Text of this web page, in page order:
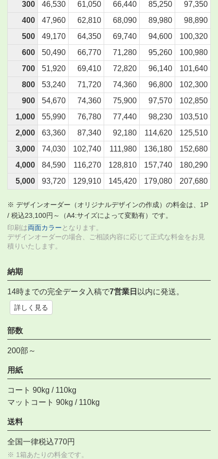
300 46,530 61,050 66,440 85,250
97,350
400
47,960 62,810 68,090 89,980
98,890
500
49,170 64,350 69,740 94,600
100,320
600
50,490 66,770 71,280 95,260
100,980
700
51,920 69,410 72,820 96,140
101,640
800
53,240 71,720 74,360 96,800
102,300
900
54,670 74,360 75,900 97,570
102,850
1,000
55,990 76,780 77,440 98,230
103,510
2,000
63,360 87,340 92,180 114,620
125,510
3,000
74,030 102,740 111,980 136,180
152,680
4,000
84,590 116,270 128,810 157,740
180,290
5,000
93,720 129,910 145,420 179,080 207,680
※ デザインオーダー（オリジナルデザインの作成）の料金は、1P
/ 税込23,100円～（A4:サイズによって変動有）です。
印刷は両面カラーとなります。
デザインオーダーの場合、ご相談内容に応じて正式な料金をお見
積りいたします。
納期
14時までの完全データ入稿で7営業日 以内に発送。
詳しく見る
部数
200部～
用紙
コート 90kg / 110kg
マットコート 90kg / 110kg
送料
全国一律税込770円
※ 1箱あたりの料金です。